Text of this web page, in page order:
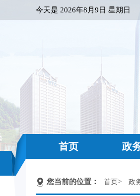
今天是 2026年8月9日 星期日
首页 政
您当前的位置： 首页> 政